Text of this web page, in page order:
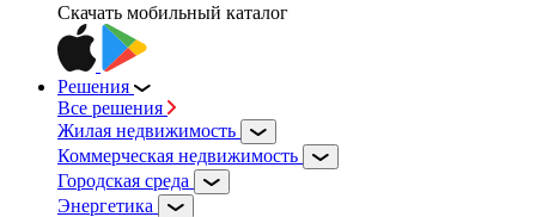
Скачать мобильный каталог
Решения
Все решения
Жилая недвижимость
Коммерческая недвижимость
Городская среда
Энергетика